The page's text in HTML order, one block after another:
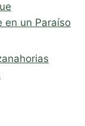
en un Paraíso